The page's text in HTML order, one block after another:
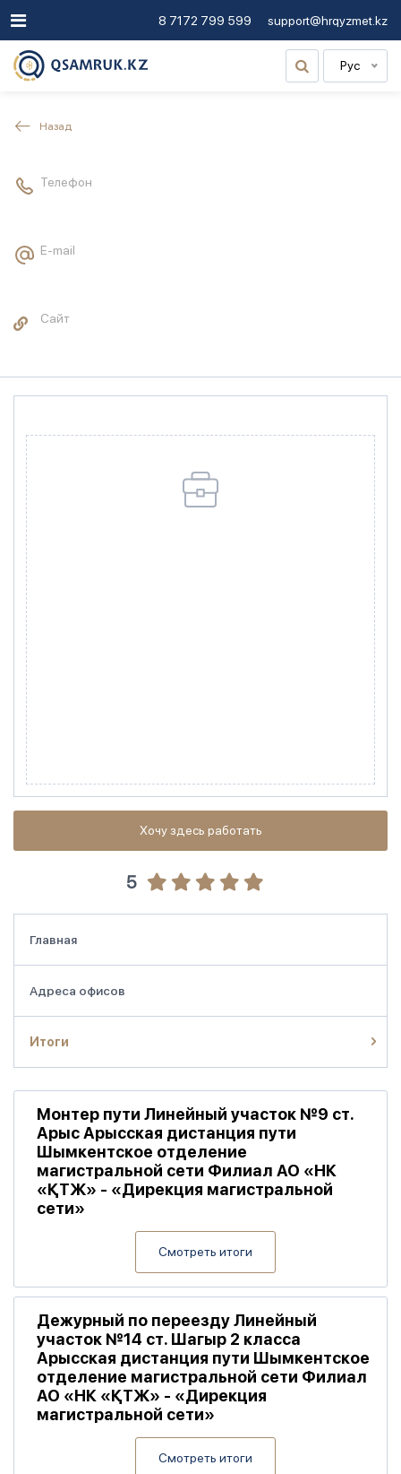
8 7172 799 599 support@hrqyzmet.kz
Рус
Назад
Телефон
E-mail
Сайт
Хочу здесь работать
5
Главная
Адреса офисов
Итоги
Монтер пути Линейный участок №9 ст.
Арыс Арысская дистанция пути
Шымкентское отделение
магистральной сети Филиал АО «НК
«ҚТЖ» - «Дирекция магистральной
сети»
Смотреть итоги
Дежурный по переезду Линейный
участок №14 ст. Шагыр 2 класса
Арысская дистанция пути Шымкентское
отделение магистральной сети Филиал
АО «НК «ҚТЖ» - «Дирекция
магистральной сети»
Смотреть итоги